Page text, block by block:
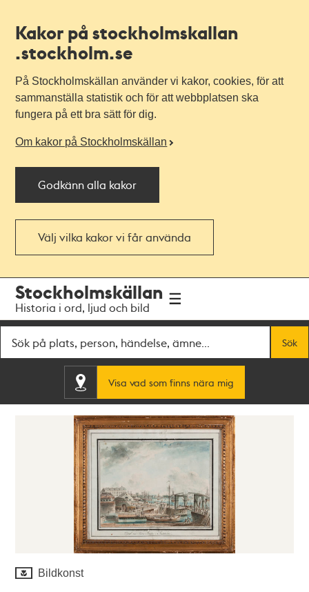
Kakor på stockholmskallan
.stockholm.se
På Stockholmskällan använder vi kakor, cookies, för att
sammanställa statistik och för att webbplatsen ska
fungera på ett bra sätt för dig.
Om kakor på Stockholmskällan
Godkänn alla kakor
Välj vilka kakor vi får använda
navigationen
huvudinnehållet
Stockholmskällan
Historia i ord, ljud och bild
Sök
Visa vad som finns nära mig
Bildkonst